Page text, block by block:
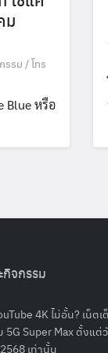
ม
รรม / โทร
Blue หรือ
กิจกรรม
4K ไม่อั้น? เน็ต
Super Max ตั้งแต่
เท่านั้น